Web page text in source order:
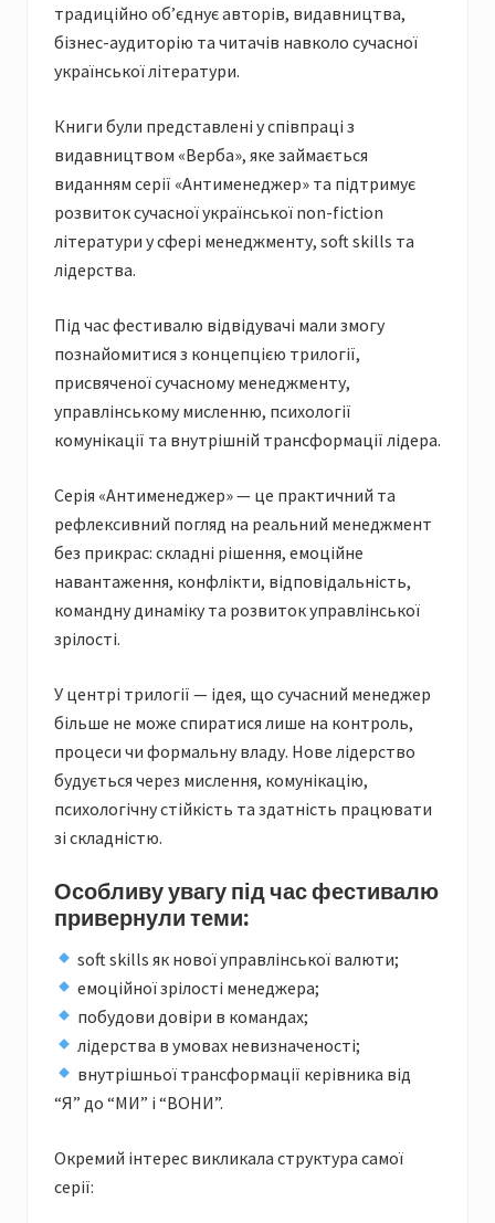
традиційно об’єднує авторів, видавництва,
бізнес-аудиторію та читачів навколо сучасної
української літератури.
Книги були представлені у співпраці з
видавництвом «Верба», яке займається
виданням серії «Антименеджер» та підтримує
розвиток сучасної української non-fiction
літератури у сфері менеджменту, soft skills та
лідерства.
Під час фестивалю відвідувачі мали змогу
познайомитися з концепцією трилогії,
присвяченої сучасному менеджменту,
управлінському мисленню, психології
комунікації та внутрішній трансформації лідера.
Серія «Антименеджер» — це практичний та
рефлексивний погляд на реальний менеджмент
без прикрас: складні рішення, емоційне
навантаження, конфлікти, відповідальність,
командну динаміку та розвиток управлінської
зрілості.
У центрі трилогії — ідея, що сучасний менеджер
більше не може спиратися лише на контроль,
процеси чи формальну владу. Нове лідерство
будується через мислення, комунікацію,
психологічну стійкість та здатність працювати
зі складністю.
Особливу увагу під час фестивалю
привернули теми:
soft skills як нової управлінської валюти;
емоційної зрілості менеджера;
побудови довіри в командах;
лідерства в умовах невизначеності;
внутрішньої трансформації керівника від
“Я” до “МИ” і “ВОНИ”.
Окремий інтерес викликала структура самої
серії: